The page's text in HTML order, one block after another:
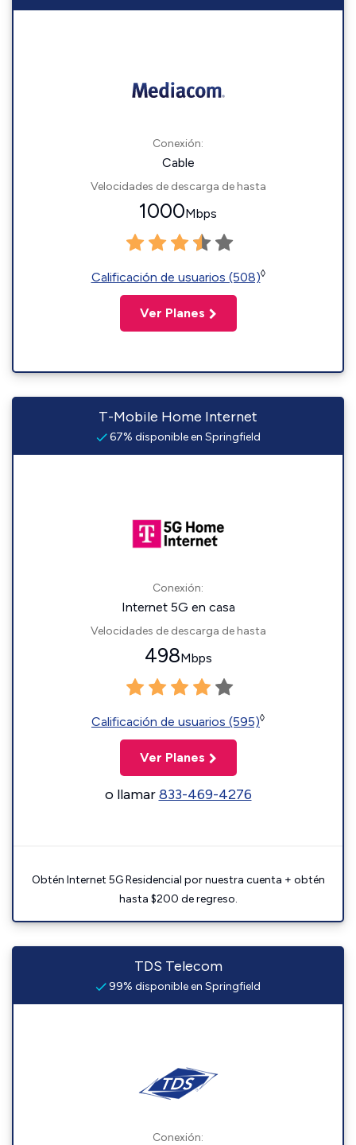
Conexión:
Cable
Velocidades de descarga de hasta
1000Mbps
Calificación de usuarios (508)◊
Ver Planes
T-Mobile Home Internet
67% disponible en Springfield
Conexión:
Internet 5G en casa
Velocidades de descarga de hasta
498Mbps
Calificación de usuarios (595)◊
Ver Planes
o llamar833-469-4276
Obtén Internet 5G Residencial por nuestra cuenta + obtén
hasta $200 de regreso.
TDS Telecom
99% disponible en Springfield
Conexión: